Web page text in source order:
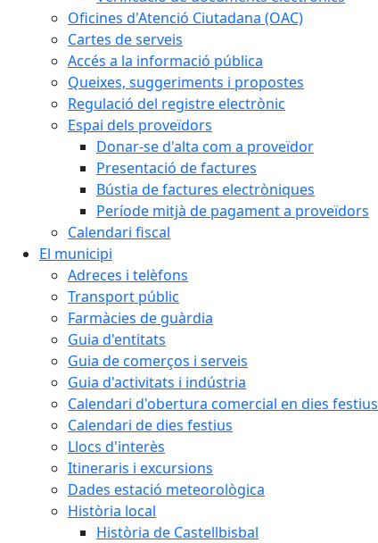
Oficines d'Atenció Ciutadana (OAC)
Cartes de serveis
Accés a la informació pública
Queixes, suggeriments i propostes
Regulació del registre electrònic
Espai dels proveïdors
Donar-se d'alta com a proveïdor
Presentació de factures
Bústia de factures electròniques
Període mitjà de pagament a proveïdors
Calendari fiscal
El municipi
Adreces i telèfons
Transport públic
Farmàcies de guàrdia
Guia d'entitats
Guia de comerços i serveis
Guia d'activitats i indústria
Calendari d'obertura comercial en dies festius
Calendari de dies festius
Llocs d'interès
Itineraris i excursions
Dades estació meteorològica
Història local
Història de Castellbisbal